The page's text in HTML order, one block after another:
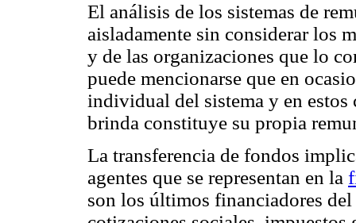
El análisis de los sistemas de
aisladamente sin considerar los
y de las organizaciones que lo
puede mencionarse que en
individual del sistema y en
brinda constituye su propia
La transferencia de fondos
agentes que se representan en la
son los últimos financiadores del